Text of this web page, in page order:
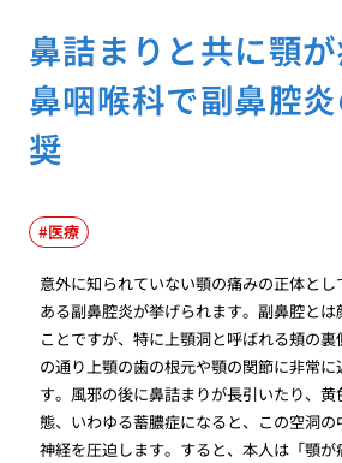
鼻詰まりと共に顎
鼻咽喉科で副鼻腔
奨
医療
意外に知られていない顎の痛みの正体と
ある副鼻腔炎が挙げられます。副鼻腔と
ことですが、特に上顎洞と呼ばれる頬の
の通り上顎の歯の根元や顎の関節に非常
す。風邪の後に鼻詰まりが長引いたり、
態、いわゆる蓄膿症になると、この空洞
神経を圧迫します。すると、本人は「顎